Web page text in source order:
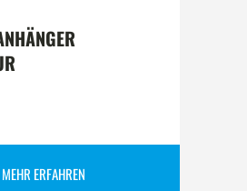
MEHR ERFAHREN